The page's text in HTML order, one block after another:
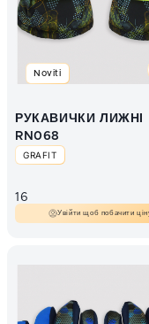
Noviti
РУКАВИЧКИ ЛИЖНІ
RN068
GRAFIT
16
Увійти щоб побачити